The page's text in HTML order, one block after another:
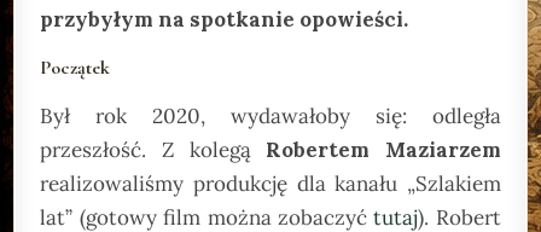
przybyłym na spotkanie opowieści.
Początek
Był rok 2020, wydawałoby się: odległa
przeszłość. Z kolegą Robertem Maziarzem
realizowaliśmy produkcję dla kanału „Szlakiem
lat” (gotowy film można zobaczyćtutaj). Robert